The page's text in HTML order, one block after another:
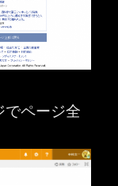
ページ全